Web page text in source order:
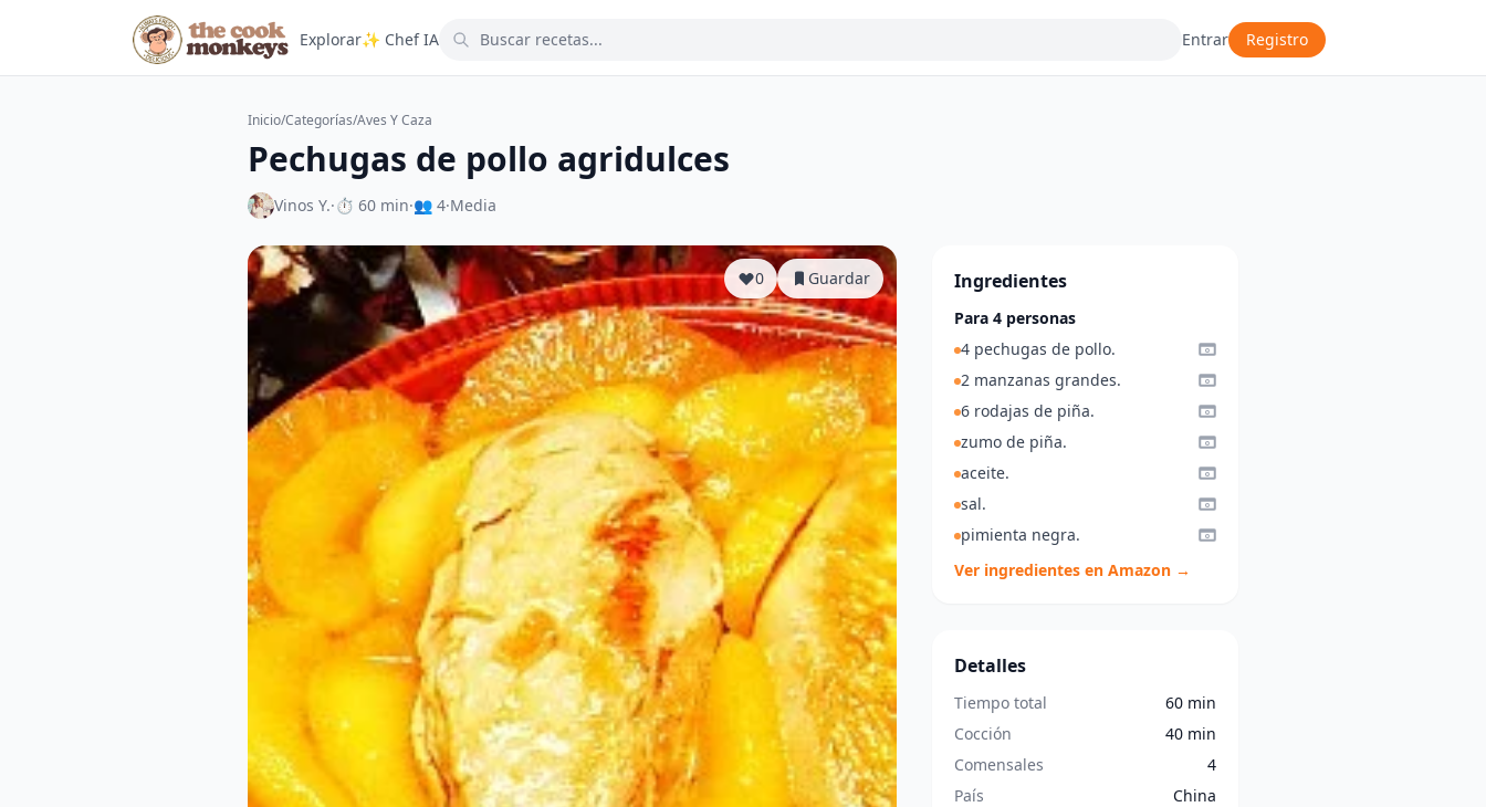
Explorar✨ Chef IA Entrar Registro
Inicio/Categorías/Aves Y Caza
Pechugas de pollo agridulces
Vinos Y.·⏱ 60 min·👥 4·Media
0 Guardar Ingredientes
Para 4 personas
4 pechugas de pollo.
2 manzanas grandes.
6 rodajas de piña.
zumo de piña.
aceite.
sal.
pimienta negra.
Ver ingredientes en Amazon →
Detalles
Tiempo total
60 min
Cocción
40 min
Comensales
4
País
China